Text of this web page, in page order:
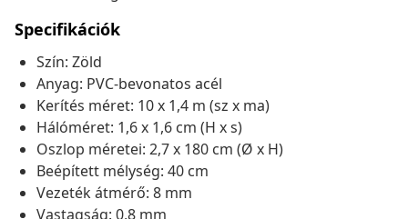
Specifikációk
Szín: Zöld
Anyag: PVC-bevonatos acél
Kerítés méret: 10 x 1,4 m (sz x ma)
Hálóméret: 1,6 x 1,6 cm (H x s)
Oszlop méretei: 2,7 x 180 cm (Ø x H)
Beépített mélység: 40 cm
Vezeték átmérő: 8 mm
Vastagság: 0,8 mm